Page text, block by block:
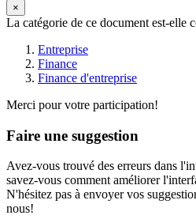
×
La catégorie de ce document est-elle
Entreprise
Finance
Finance d'entreprise
Merci pour votre participation!
Faire une suggestion
Avez-vous trouvé des erreurs dans
savez-vous comment améliorer
N'hésitez pas à envoyer vos
nous!